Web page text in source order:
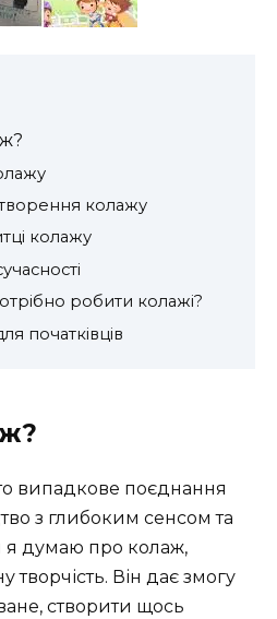
колажу
колажу
робити колажі?
початківців
випадкове поєднання
з глибоким сенсом та
я думаю про колаж,
творчість. Він дає змогу
створити щось